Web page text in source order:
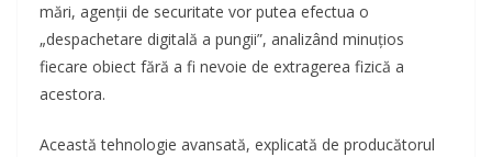
mări, agenții de securitate vor putea efectua o
„despachetare digitală a pungii”, analizând minuțios
fiecare obiect fără a fi nevoie de extragerea fizică a
acestora.
Această tehnologie avansată, explicată de producătorul